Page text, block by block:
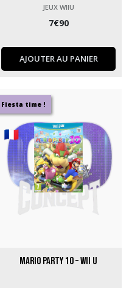
JEUX WIIU
7€90
AJOUTER AU PANIER
Fiesta time !
Mario Party 10 – Wii U